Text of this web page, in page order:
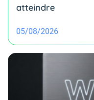
atteindre
05/08/2026